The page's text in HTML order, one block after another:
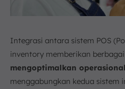
Integrasi antara sistem POS
inventory memberikan
mengoptimalkan
menggabungkan kedua sistem